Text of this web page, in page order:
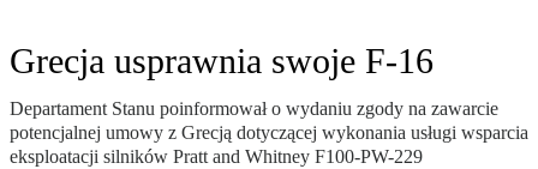
Grecja usprawnia swoje F-16
Departament Stanu poinformował o wydaniu zgody na zawarcie
potencjalnej umowy z Grecją dotyczącej wykonania usługi wsparcia
eksploatacji silników Pratt and Whitney F100-PW-229